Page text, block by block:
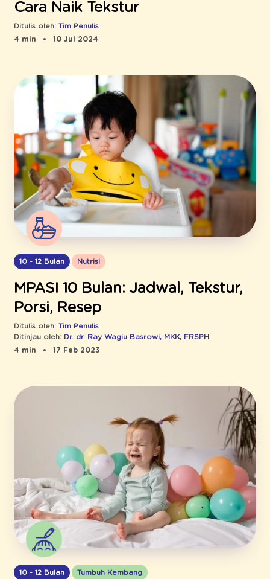
Cara Naik Tekstur
Ditulis oleh: Tim Penulis
4 min
10 Jul 2024
10 - 12 Bulan Nutrisi
MPASI 10 Bulan: Jadwal, Tekstur,
Porsi, Resep
Ditulis oleh: Tim Penulis
Ditinjau oleh: Dr. dr. Ray Wagiu Basrowi, MKK, FRSPH
4 min
17 Feb 2023
10 - 12 Bulan Tumbuh Kembang